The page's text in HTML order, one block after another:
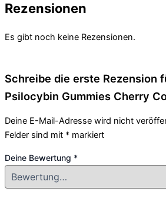
Rezensionen
Es gibt noch keine Rezensionen.
Schreibe die erste Rezension
Psilocybin Gummies Cherry
Deine E-Mail-Adresse wird nicht
Felder sind mit * markiert
Deine Bewertung *